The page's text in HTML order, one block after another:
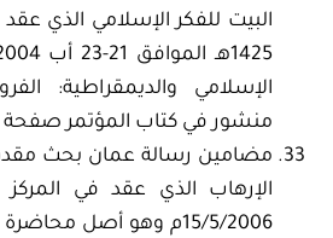
الإسلامي والديمقراطية:
منشور في كتاب المؤتمر صفحة 449-482.
مضامين رسالة عمان بحث مقدم
الإرهاب الذي عقد في المركز
15/5/2006م وهو أصل